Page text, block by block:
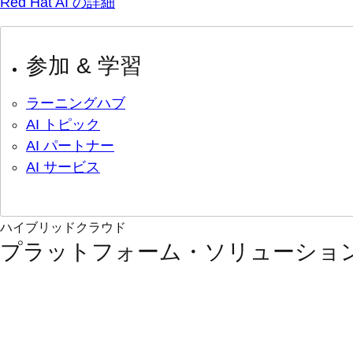
参加 & 学習
ラーニングハブ
AI トピック
AI パートナー
AI サービス
ハイブリッドクラウド
プラットフォーム・ソリューショ